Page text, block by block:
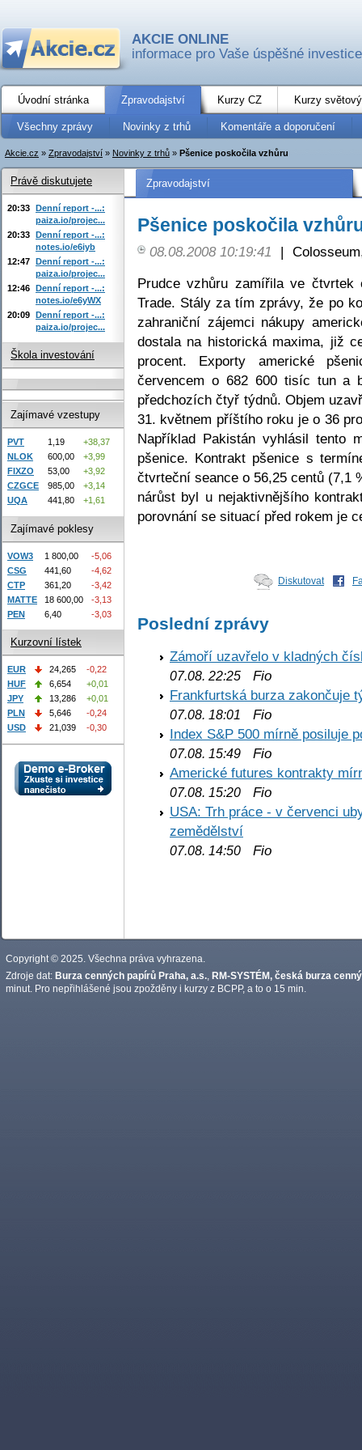
AKCIE ONLINE
informace pro Vaše úspěšné investice
Úvodní stránka Zpravodajství Kurzy CZ Kurzy
Všechny zprávy Novinky z trhů Komentáře a doporučení
Akcie.cz » Zpravodajství » Novinky z trhů » Pšenice poskočila vzhůru
Zpravodajství
Pšenice poskočila
08.08.2008 10:19:41 |
Prudce vzhůru zamířila ve čtvrtek
Trade. Stály za tím zprávy, že po
zahraniční zájemci nákupy
dostala na historická maxima, již
procent. Exporty americké
červencem o 682 600 tisíc tun a
předchozích čtyř týdnů. Objem
31. květnem příštího roku je o 36
Například Pakistán vyhlásil tento
pšenice. Kontrakt pšenice s
čtvrteční seance o 56,25 centů (7,1
nárůst byl u nejaktivnějšího
porovnání se situací před rokem je
Diskutovat
Poslední zprávy
Zámoří uzavřelo v kladných
07.08. 22:25 Fio
Frankfurtská burza zakončuje
07.08. 18:01
Fio
Index S&P 500 mírně posiluje
07.08. 15:49 Fio
Americké futures kontrakty
07.08. 15:20 Fio
USA: Trh práce - v červenci
zemědělství
07.08. 14:50 Fio
Právě diskutujete
20:33 Denní report -...:
paiza.io/projec...
20:33 Denní report -...:
notes.io/e6iyb
12:47 Denní report -...:
paiza.io/projec...
12:46 Denní report -...:
notes.io/e6yWX
20:09 Denní report -...:
paiza.io/projec...
Škola investování
Zajímavé vzestupy
PVT 1,19
+38,37
NLOK
600,00
+3,99
FIXZO
53,00
+3,92
CZGCE
985,00
+3,14
UQA
441,80 +1,61
Zajímavé poklesy
VOW3 1 800,00
-5,06
CSG
441,60
-4,62
CTP
361,20
-3,42
MATTE
18 600,00
-3,13
PEN
6,40 -3,03
Kurzovní lístek
EUR 24,265
-0,22
HUF
6,654
+0,01
JPY
13,286
+0,01
PLN
5,646
-0,24
USD
21,039 -0,30
Copyright © 2025. Všechna práva vyhrazena.
Zdroje dat: Burza cenných papírů Praha, a.s. RM-SYSTÉM, česká burza
minut. Pro nepřihlášené jsou zpožděny i kurzy z BCPP, a to o 15 min.